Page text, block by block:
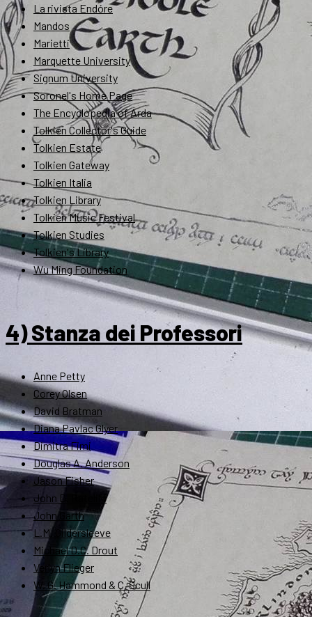
La rivista Endóre
Mandos
Marietti
Marquette University
Signum University
Soronel's Home Page
The Encyclopedia of Arda
Tolkien Collector's Guide
Tolkien Estate
Tolkien Gateway
Tolkien Italia
Tolkien Library
Tolkien Music Festival
Tolkien Studies
Tolkien's Library
Wu Ming Foundation
4) Stanza dei Professori
Anne Petty
Corey Olsen
David Bratman
Diana Pavlac Glyer
Dimitra Fimi
Douglas A. Anderson
Jason Fisher
John D. Rateliff
John Garth
L.M. Gildersleeve
Michael D.C. Drout
Verlyn Flieger
W. G. Hammond & C. Scull